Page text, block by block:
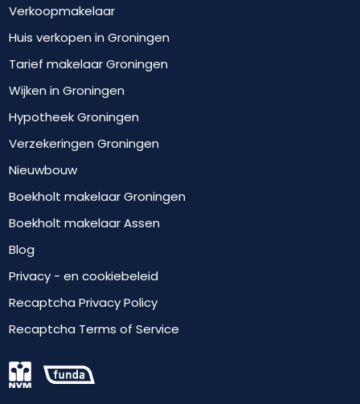
Verkoopmakelaar
Huis verkopen in Groningen
Tarief makelaar Groningen
Wijken in Groningen
Hypotheek Groningen
Verzekeringen Groningen
Nieuwbouw
Boekholt makelaar Groningen
Boekholt makelaar Assen
Blog
Privacy - en cookiebeleid
Recaptcha Privacy Policy
Recaptcha Terms of Service